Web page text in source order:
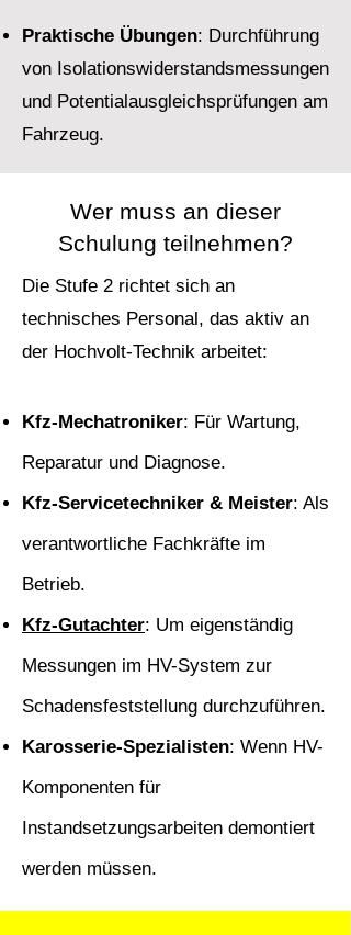
Praktische Übungen: Durchführung
von Isolationswiderstandsmessungen
und Potentialausgleichsprüfungen am
Fahrzeug.
Wer muss an dieser
Schulung teilnehmen?
Die Stufe 2 richtet sich an
technisches Personal, das aktiv an
der Hochvolt-Technik arbeitet:
Kfz-Mechatroniker: Für Wartung,
Reparatur und Diagnose.
Kfz-Servicetechniker & Meister: Als
verantwortliche Fachkräfte im
Betrieb.
Kfz-Gutachter: Um eigenständig
Messungen im HV-System zur
Schadensfeststellung durchzuführen.
Karosserie-Spezialisten: Wenn HV-
Komponenten für
Instandsetzungsarbeiten demontiert
werden müssen.